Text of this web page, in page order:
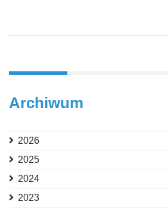
Archiwum
2026
2025
2024
2023